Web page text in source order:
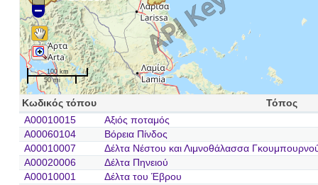
100 km
50 mi
Κωδικός τόπου
Τόπος
A00010015
Αξιός ποταμός
A00060104
Βόρεια Πίνδος
A00010007
Δέλτα Νέστου και Λιμνοθάλασσα
A00020006
Δέλτα Πηνειού
A00010001
Δέλτα του Έβρου